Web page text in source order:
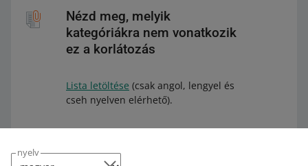
nyelv
Nézd meg, melyik
kategóriákra nem vonatkozik
ez a korlátozás
Lista letöltése (csak angol, lengyel és
cseh nyelven elérhető).